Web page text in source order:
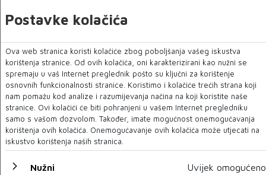
IZVIĐAČ
U lovu na treću uzastopnu prvenstvenu pobjedu
istoimenog domaćina, zatim k...
Postavke kolačića
Ova web stranica koristi kolačiće zbog poboljšanja vašeg iskustva
korištenja stranice. Od ovih kolačića, oni karakterizirani kao nužni se
spremaju u vaš Internet preglednik pošto su ključni za korištenje
osnovnih funkcionalnosti stranice. Koristimo i kolačiće trećih strana koji
nam pomažu kod analize i razumijevanja načina na koji koristite naše
stranice. Ovi kolačići će biti pohranjeni u vašem Internet pregledniku
samo s vašom dozvolom. Također, imate mogućnost onemogućavanja
korištenja ovih kolačića. Onemogućavanje ovih kolačića može utjecati na
iskustvo korištenja naših stranica.
Nužni Uvijek omogućeno